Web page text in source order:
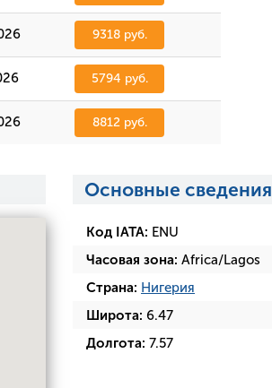
9318 руб.
5794 руб.
8812 руб.
Основные сведения
Код IATA: ENU
Часовая зона: Africa/Lagos
Страна: Нигерия
Широта: 6.47
Долгота: 7.57